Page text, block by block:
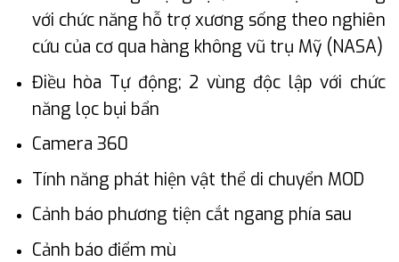
với chức năng hỗ trợ xương sống theo nghiên
cứu của cơ qua hàng không vũ trụ Mỹ (NASA)
Điều hòa Tự động; 2 vùng độc lập với chức
năng lọc bụi bẩn
Camera 360
Tính năng phát hiện vật thể di chuyển MOD
Cảnh báo phương tiện cắt ngang phía sau
Cảnh báo điểm mù